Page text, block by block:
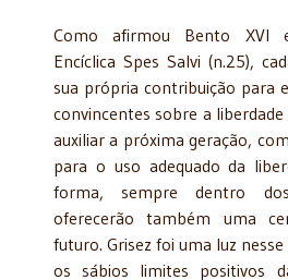
Como afirmou Bento XVI
Encíclica Spes Salvi (n.25),
sua própria contribuição para
convincentes sobre a
auxiliar a próxima geração,
para o uso adequado da
forma, sempre dentro
oferecerão também uma
futuro. Grisez foi uma luz
os sábios limites positivos